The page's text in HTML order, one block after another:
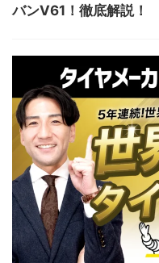
バンV61！徹底解説！